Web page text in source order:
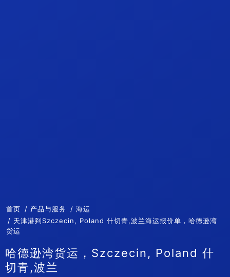
首页 产品与服务
海运
天津港到Szczecin, Poland 什切青,波兰海运报价单，哈德逊湾
货运
哈德逊湾货运，Szczecin, Poland 什
切青,波兰